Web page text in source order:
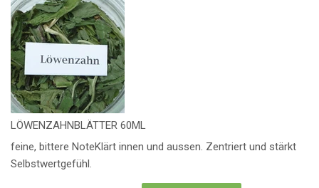
LÖWENZAHNBLÄTTER 60ML
feine, bittere NoteKlärt innen und aussen. Zentriert und stärkt
Selbstwertgefühl.